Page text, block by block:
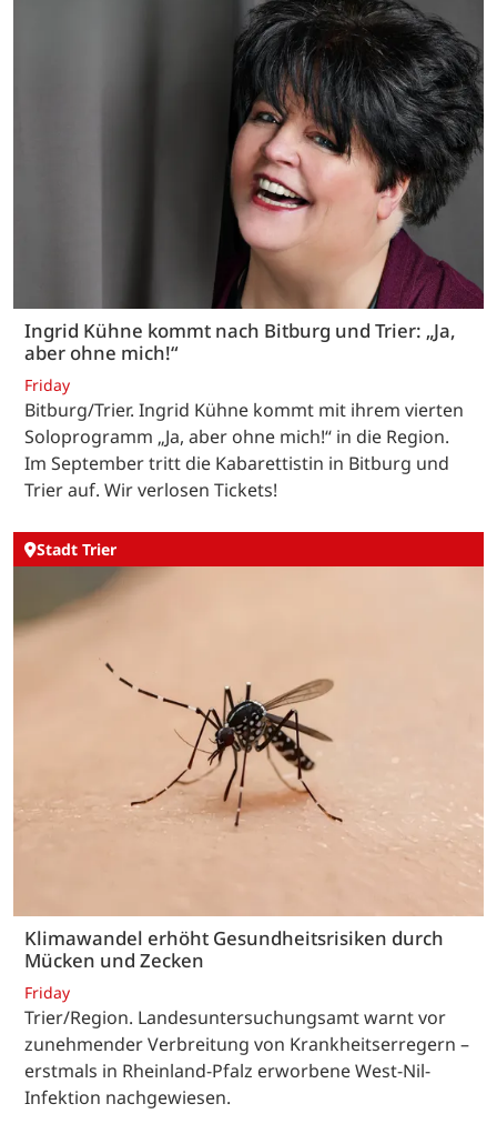
Ingrid Kühne kommt nach Bitburg und Trier: „Ja,
aber ohne mich!“
Friday
Bitburg/Trier. Ingrid Kühne kommt mit ihrem vierten
Soloprogramm „Ja, aber ohne mich!“ in die Region.
Im September tritt die Kabarettistin in Bitburg und
Trier auf. Wir verlosen Tickets!
Stadt Trier
Klimawandel erhöht Gesundheitsrisiken durch
Mücken und Zecken
Friday
Trier/Region. Landesuntersuchungsamt warnt vor
zunehmender Verbreitung von Krankheitserregern –
erstmals in Rheinland-Pfalz erworbene West-Nil-
Infektion nachgewiesen.